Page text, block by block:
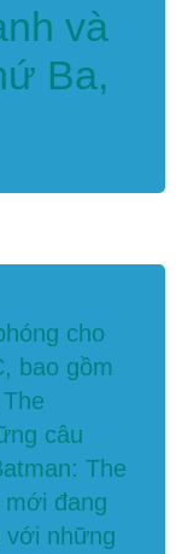
và
Ba,
cho
bao gồm
câu
The
đang
với những